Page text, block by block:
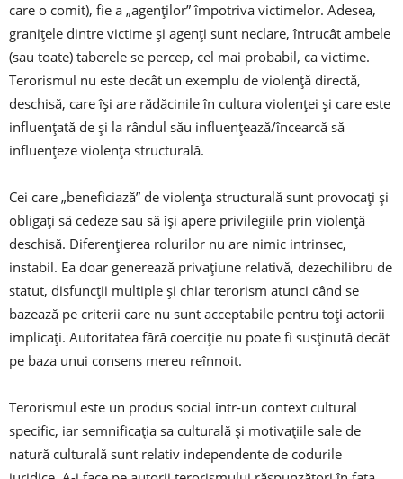
care o comit), fie a „agenţilor” împotriva victimelor. Adesea,
graniţele dintre victime şi agenţi sunt neclare, întrucât ambele
(sau toate) taberele se percep, cel mai probabil, ca victime.
Terorismul nu este decât un exemplu de violenţă directă,
deschisă, care îşi are rădăcinile în cultura violenţei şi care este
influenţată de şi la rândul său influenţează/încearcă să
influenţeze violenţa structurală.
Cei care „beneficiază” de violenţa structurală sunt provocaţi şi
obligaţi să cedeze sau să îşi apere privilegiile prin violenţă
deschisă. Diferenţierea rolurilor nu are nimic intrinsec,
instabil. Ea doar generează privaţiune relativă, dezechilibru de
statut, disfuncţii multiple şi chiar terorism atunci când se
bazează pe criterii care nu sunt acceptabile pentru toţi actorii
implicaţi. Autoritatea fără coerciţie nu poate fi susţinută decât
pe baza unui consens mereu reînnoit.
Terorismul este un produs social într-un context cultural
specific, iar semnificaţia sa culturală şi motivaţiile sale de
natură culturală sunt relativ independente de codurile